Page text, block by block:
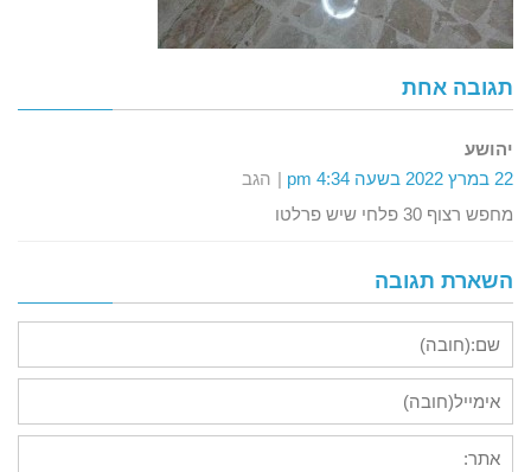
תגובה אחת
יהושע
22 במרץ 2022 בשעה 4:34 pm
הגב
מחפש רצוף 30 פלחי שיש פרלטו
השארת תגובה